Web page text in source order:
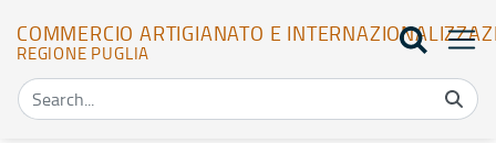
COMMERCIO ARTIGIANATO E
REGIONE PUGLIA